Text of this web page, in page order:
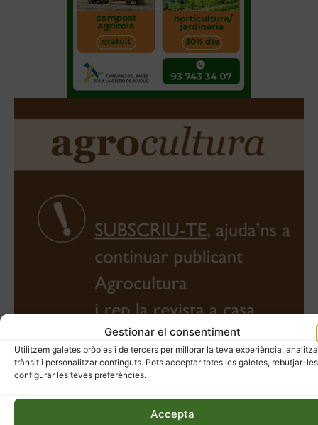
Gestionar el consentiment
Utilitzem galetes pròpies i de tercers per millorar la teva experiència,
trànsit i personalitzar continguts. Pots acceptar totes les galetes, rebutjar-
configurar les teves preferències.
Accepta